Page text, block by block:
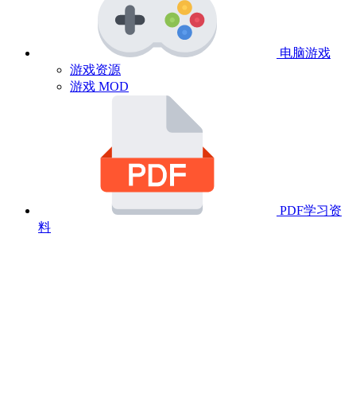
电脑游戏
游戏资源
游戏 MOD
PDF学习资
料